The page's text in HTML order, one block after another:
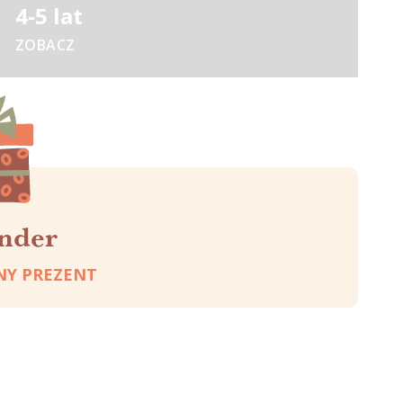
4-5 lat
ZOBACZ
Kreatywne, edukacyjne i sportowe zabawki dla
PREZENT